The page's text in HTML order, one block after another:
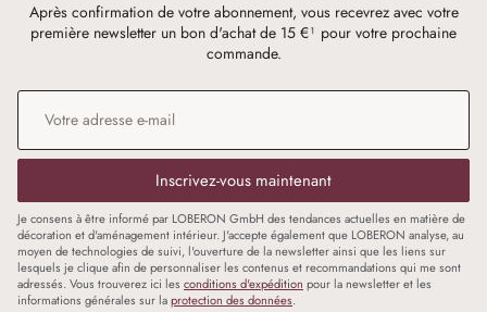
Après confirmation de votre abonnement, vous recevrez avec votre
première newsletter un bon d'achat de 15 €¹ pour votre prochaine
commande.
Adresse e-mail
Inscrivez-vous maintenant
Je consens à être informé par LOBERON GmbH des tendances actuelles en matière de
décoration et d'aménagement intérieur. J'accepte également que LOBERON analyse, au
moyen de technologies de suivi, l'ouverture de la newsletter ainsi que les liens sur
lesquels je clique afin de personnaliser les contenus et recommandations qui me sont
adressés. Vous trouverez ici les conditions d'expédition pour la newsletter et les
informations générales sur laprotection des données.